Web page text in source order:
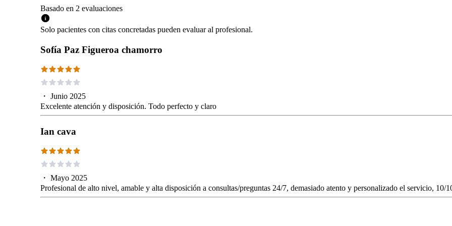
Basado en 2 evaluaciones
Solo pacientes con citas concretadas pueden evaluar al profesional.
Sofía Paz Figueroa chamorro
・ Junio 2025
Excelente atención y disposición. Todo perfecto y claro
Ian cava
・ Mayo 2025
Profesional de alto nivel, amable y alta disposición a consultas/preguntas 24/7, demasiado atento y personalizado el servicio, 10/